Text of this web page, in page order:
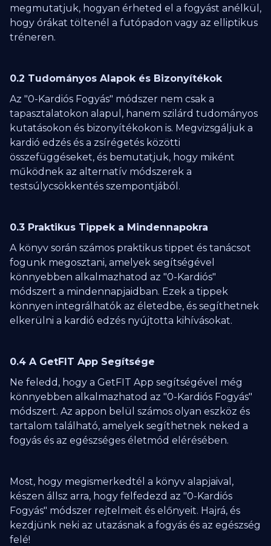
megmutatjuk, hogyan érheted el a fogyást anélkül,
hogy órákat töltenél a futópadon vagy az elliptikus
tréneren.
0.2 Tudományos Alapok és Bizonyítékok
Az "0-Kardiós Fogyás" módszer nem csak a
tapasztalatokon alapul, hanem szilárd tudományos
kutatásokon és bizonyítékokon is. Megvizsgáljuk a
kardió edzés és a zsírégetés közötti
összefüggéseket, és bemutatjuk, hogy miként
működnek az alternatív módszerek a
testsúlycsökkentés szempontjából.
0.3 Praktikus Tippek a Mindennapokra
A könyv során számos praktikus tippet és tanácsot
fogunk megosztani, amelyek segítségével
könnyebben alkalmazhatod az "0-Kardiós"
módszert a mindennapjaidban. Ezek a tippek
könnyen integrálhatók az életedbe, és segíthetnek
elkerülni a kardió edzés nyújtotta kihívásokat.
0.4 A GetFIT App Segítsége
Ne feledd, hogy a GetFIT App segítségével még
könnyebben alkalmazhatod az "0-Kardiós Fogyás"
módszert. Az appon belül számos olyan eszköz és
tartalom található, amelyek segíthetnek neked a
fogyás és az egészséges életmód elérésében.
Most, hogy megismerkedtél a könyv alapjaival,
készen állsz arra, hogy felfedezd az "0-Kardiós
Fogyás" módszer rejtelmeit és előnyeit. Hajrá, és
kezdjünk neki az utazásnak a fogyás és az egészség
felé!